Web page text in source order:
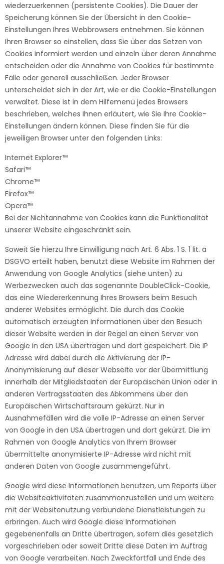
wiederzuerkennen (persistente Cookies). Die Dauer der
Speicherung können Sie der Übersicht in den Cookie-
Einstellungen Ihres Webbrowsers entnehmen. Sie können
Ihren Browser so einstellen, dass Sie über das Setzen von
Cookies informiert werden und einzeln über deren Annahme
entscheiden oder die Annahme von Cookies für bestimmte
Fälle oder generell ausschließen. Jeder Browser
unterscheidet sich in der Art, wie er die Cookie-Einstellungen
verwaltet. Diese ist in dem Hilfemenü jedes Browsers
beschrieben, welches Ihnen erläutert, wie Sie Ihre Cookie-
Einstellungen ändern können. Diese finden Sie für die
jeweiligen Browser unter den folgenden Links:
Internet Explorer™
Safari™
Chrome™
Firefox™
Opera™
Bei der Nichtannahme von Cookies kann die Funktionalität
unserer Website eingeschränkt sein.
Soweit Sie hierzu Ihre Einwilligung nach Art. 6 Abs. 1 S. 1 lit. a
DSGVO erteilt haben, benutzt diese Website im Rahmen der
Anwendung von Google Analytics (siehe unten) zu
Werbezwecken auch das sogenannte DoubleClick-Cookie,
das eine Wiedererkennung Ihres Browsers beim Besuch
anderer Websites ermöglicht. Die durch das Cookie
automatisch erzeugten Informationen über den Besuch
dieser Website werden in der Regel an einen Server von
Google in den USA übertragen und dort gespeichert. Die IP
Adresse wird dabei durch die Aktivierung der IP-
Anonymisierung auf dieser Webseite vor der Übermittlung
innerhalb der Mitgliedstaaten der Europäischen Union oder in
anderen Vertragsstaaten des Abkommens über den
Europäischen Wirtschaftsraum gekürzt. Nur in
Ausnahmefällen wird die volle IP-Adresse an einen Server
von Google in den USA übertragen und dort gekürzt. Die im
Rahmen von Google Analytics von Ihrem Browser
übermittelte anonymisierte IP-Adresse wird nicht mit
anderen Daten von Google zusammengeführt.
Google wird diese Informationen benutzen, um Reports über
die Websiteaktivitäten zusammenzustellen und um weitere
mit der Websitenutzung verbundene Dienstleistungen zu
erbringen. Auch wird Google diese Informationen
gegebenenfalls an Dritte übertragen, sofern dies gesetzlich
vorgeschrieben oder soweit Dritte diese Daten im Auftrag
von Google verarbeiten. Nach Zweckfortfall und Ende des